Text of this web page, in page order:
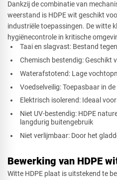
Dankzij de combinatie van
weerstand is HDPE wit geschikt
industriële toepassingen. De witte
hygiënecontrole in kritische
Taai en slagvast: Bestand
Chemisch bestendig: Geschikt
Waterafstotend: Lage
Voedselveilig: Toepasbaar in
Elektrisch isolerend: Ideaal
Niet UV-bestendig: HDPE
langdurig buitengebruik
Niet verlijmbaar: Door het
Bewerking van HDPE
Witte HDPE plaat is uitstekend te